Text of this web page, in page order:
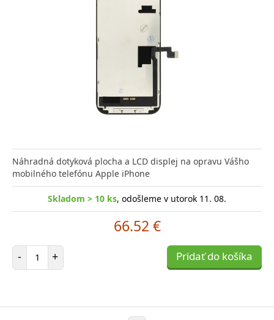
Náhradná dotyková plocha a LCD displej na opravu Vášho
mobilného telefónu Apple iPhone
Skladom > 10 ks, odošleme v utorok 11. 08.
66.52 €
- Počet položiek
+ Pridať do košíka